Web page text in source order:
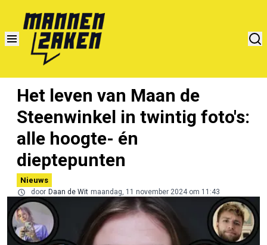
Het leven van Maan de
Steenwinkel in twintig foto's:
alle hoogte- én
dieptepunten
Nieuws
door Daan de Wit maandag, 11 november 2024 om 11:43